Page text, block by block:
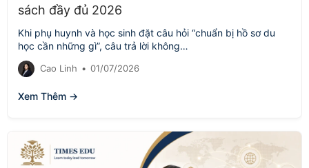
sách đầy đủ 2026
Khi phụ huynh và học sinh đặt câu hỏi “chuẩn bị hồ sơ du
học cần những gì”, câu trả lời không…
Cao Linh • 01/07/2026
Xem Thêm →